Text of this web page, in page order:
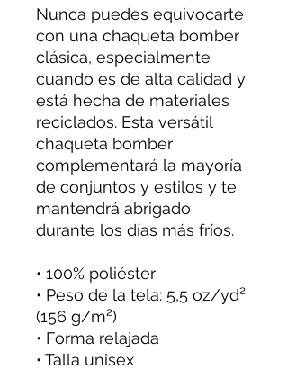
Nunca puedes equivocarte
con una chaqueta bomber
clásica, especialmente
cuando es de alta calidad y
está hecha de materiales
reciclados. Esta versátil
chaqueta bomber
complementará la mayoría
de conjuntos y estilos y te
mantendrá abrigado
durante los días más fríos.
• 100% poliéster
• Peso de la tela: 5,5 oz/yd²
(156 g/m²)
• Forma relajada
• Talla unisex